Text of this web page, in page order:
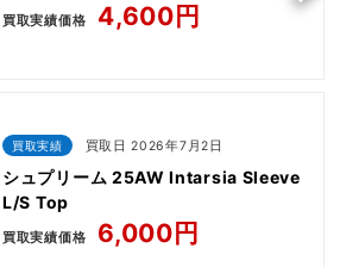
買取実績価格 4,600円
買取実績 買取日 2026年7月2日
シュプリーム 25AW Intarsia Sleeve
L/S Top
買取実績価格 6,000円